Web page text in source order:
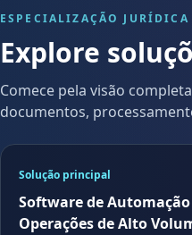
ESPECIALIZAÇÃO JURÍDICA
Explore
Comece pela visão
documentos,
Solução principal
Software de
Operações de Alto